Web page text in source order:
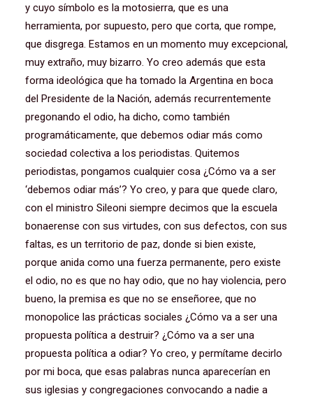
y cuyo símbolo es la motosierra, que es una
herramienta, por supuesto, pero que corta, que rompe,
que disgrega. Estamos en un momento muy excepcional,
muy extraño, muy bizarro. Yo creo además que esta
forma ideológica que ha tomado la Argentina en boca
del Presidente de la Nación, además recurrentemente
pregonando el odio, ha dicho, como también
programáticamente, que debemos odiar más como
sociedad colectiva a los periodistas. Quitemos
periodistas, pongamos cualquier cosa ¿Cómo va a ser
‘debemos odiar más’? Yo creo, y para que quede claro,
con el ministro Sileoni siempre decimos que la escuela
bonaerense con sus virtudes, con sus defectos, con sus
faltas, es un territorio de paz, donde si bien existe,
porque anida como una fuerza permanente, pero existe
el odio, no es que no hay odio, que no hay violencia, pero
bueno, la premisa es que no se enseñoree, que no
monopolice las prácticas sociales ¿Cómo va a ser una
propuesta política a destruir? ¿Cómo va a ser una
propuesta política a odiar? Yo creo, y permítame decirlo
por mi boca, que esas palabras nunca aparecerían en
sus iglesias y congregaciones convocando a nadie a